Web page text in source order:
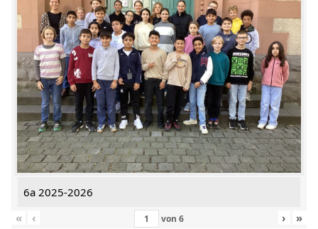
6a 2025-2026
«
‹ von 6 › »